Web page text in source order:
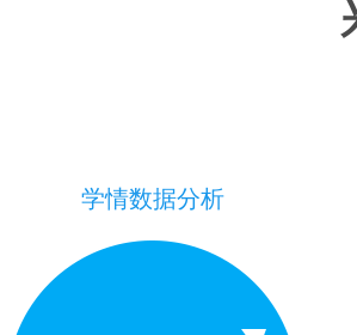
学情数据分析